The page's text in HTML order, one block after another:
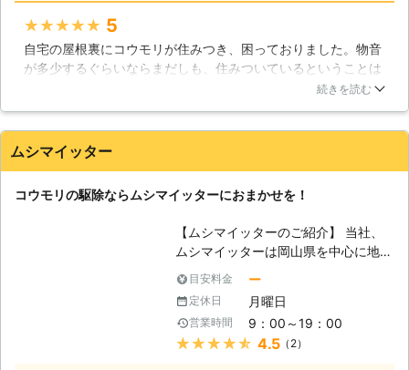
にかけて繁殖を行い、一度に3匹前後
の子供を産みます。つまりこれらの時
期には住宅に巣を作る可能性が非常に
高い事になってしまいますので、事前
対策としては4月から5月までにはコ
ウモリは狂犬病による心配はないとさ
れておりますが、それでも安心する事
は出来ません。インフルエンザなどの
ウィルスに感染してしまう可能性があ
りますので、直接手で触ったりする行
為は避ける必要があります。万が一心
当たりのある方は、念には念を入れて
早めに病院で診断をしてもらう事をオ
★★★★★ 5
自宅の屋根裏にコウモリが住みつき、困っておりました。物音
が多少するぐらいならまだしも、住みついているということは
フンもするわけで、衛生面でも心配があります。実際、時期的
ァプランさんは入念に調査をされ、コウモリの侵入経路やどの
ような対策をするかなどきちんと説明してくれました。お任せ
ていただき大変助かりました。
2016年10月20日
続きを読む
ムシマイッター
コウモリの駆除ならムシマイッターにおまかせを！
【ムシマイッターのご紹介】 当社、
ムシマイッターは岡山県を中心に地域
のみなさんのお家に出現する害虫・害
獣を駆除している業者です。「ムシマ
イッター」という社名ですが、虫の駆
除だけではありません。害獣の駆除も
行っているのです！その害獣の中でも
目安料金 ー
定休日 月曜日
営業時間 9：00～19：00
★★★★★ 4.5（2）